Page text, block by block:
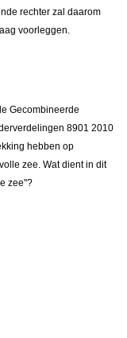
rechter zal daarom
voorleggen.
Gecombineerde
8901 2010
hebben op
zee. Wat dient in dit
zee"?